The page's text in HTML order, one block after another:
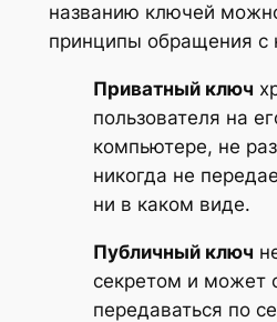
названию ключей
принципы обращения с
Приватный ключ
пользователя на
компьютере, не
никогда не
ни в каком виде.
Публичный ключ
секретом и может
передаваться по